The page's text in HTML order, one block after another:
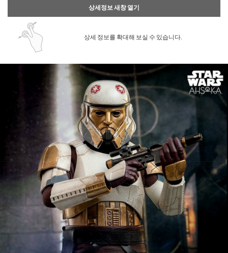
상세정보 새창 열기
상세 정보를 확대해 보실 수 있습니다.